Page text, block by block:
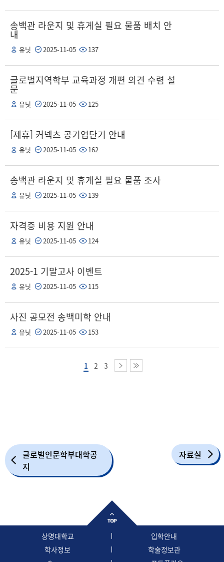
송백관 라운지 및 휴게실 필요 물품 배치 안
내
유닛 2025-11-05 137
글로벌지역학부 교육과정 개편 의견 수렴 설
문
유닛 2025-11-05 125
[제휴] 커넥츠 공기업단기 안내
유닛 2025-11-05 162
송백관 라운지 및 휴게실 필요 물품 조사
유닛 2025-11-05 139
자격증 비용 지원 안내
유닛 2025-11-05 124
2025-1 기말고사 이벤트
유닛 2025-11-05 115
사진 공모전 송백미학 안내
유닛 2025-11-05 153
1 2 3
글로벌인문학부대학공
지
자료실
상명대학교
입학안내
학사정보
학술정보관